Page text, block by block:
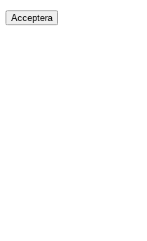
Acceptera